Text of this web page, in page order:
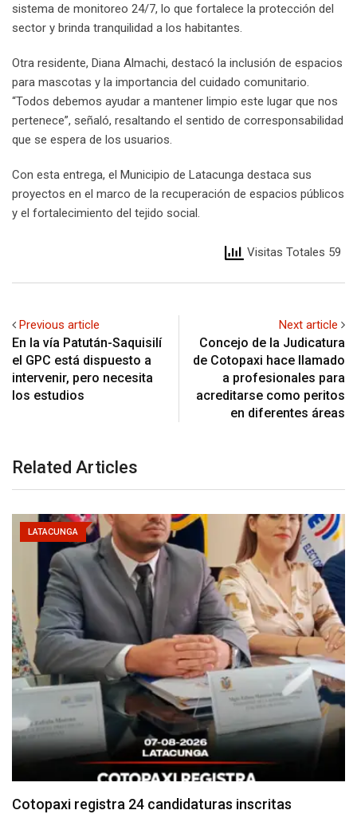
sistema de monitoreo 24/7, lo que fortalece la protección del
sector y brinda tranquilidad a los habitantes.
Otra residente, Diana Almachi, destacó la inclusión de espacios
para mascotas y la importancia del cuidado comunitario.
“Todos debemos ayudar a mantener limpio este lugar que nos
pertenece”, señaló, resaltando el sentido de corresponsabilidad
que se espera de los usuarios.
Con esta entrega, el Municipio de Latacunga destaca sus
proyectos en el marco de la recuperación de espacios públicos
y el fortalecimiento del tejido social.
Visitas Totales 59
Previous article
En la vía Patután-Saquisilí
el GPC está dispuesto a
intervenir, pero necesita
los estudios
Next article
Concejo de la Judicatura
de Cotopaxi hace llamado
a profesionales para
acreditarse como peritos
en diferentes áreas
Related Articles
LATACUNGA
Parque Nacional Cotopaxi espera alta afluencia de